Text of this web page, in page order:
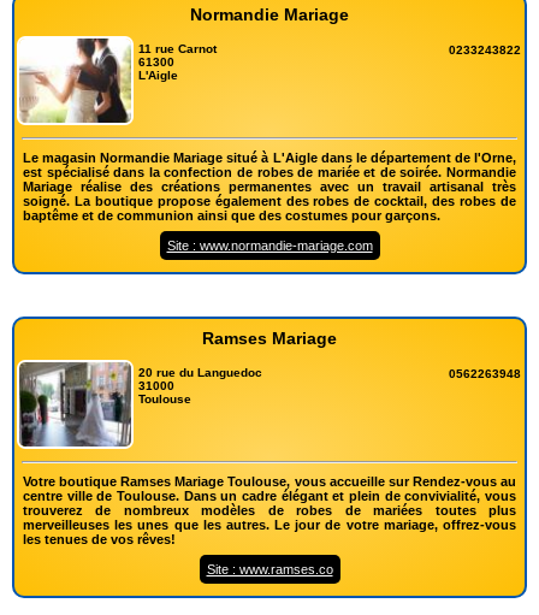
Normandie Mariage
11 rue Carnot
61300
L'Aigle
0233243822
Le magasin Normandie Mariage situé à L'Aigle dans le département de l'Orne,
est spécialisé dans la confection de robes de mariée et de soirée. Normandie
Mariage réalise des créations permanentes avec un travail artisanal très
soigné. La boutique propose également des robes de cocktail, des robes de
baptême et de communion ainsi que des costumes pour garçons.
Site : www.normandie-mariage.com
Ramses Mariage
20 rue du Languedoc
31000
Toulouse
0562263948
Votre boutique Ramses Mariage Toulouse, vous accueille sur Rendez-vous au
centre ville de Toulouse. Dans un cadre élégant et plein de convivialité, vous
trouverez de nombreux modèles de robes de mariées toutes plus
merveilleuses les unes que les autres. Le jour de votre mariage, offrez-vous
les tenues de vos rêves!
Site : www.ramses.co